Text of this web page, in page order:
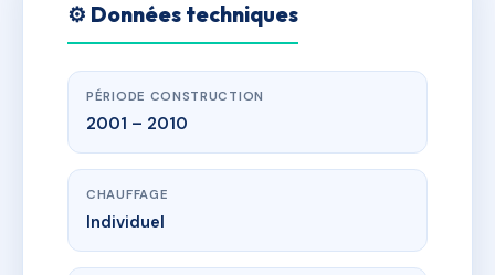
⚙️ Données techniques
PÉRIODE CONSTRUCTION
2001 – 2010
CHAUFFAGE
Individuel